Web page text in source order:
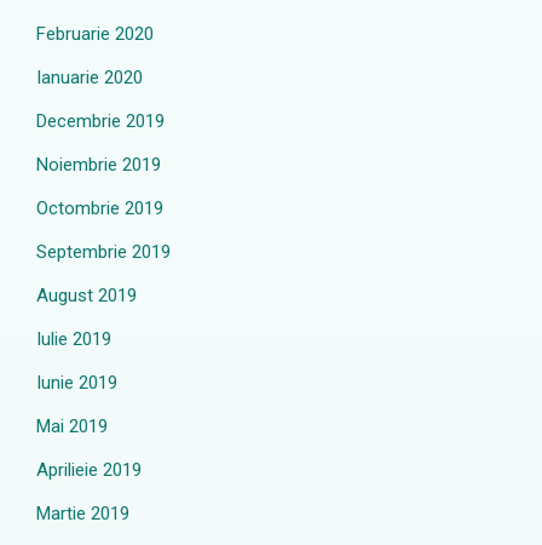
Februarie 2020
Ianuarie 2020
Decembrie 2019
Noiembrie 2019
Octombrie 2019
Septembrie 2019
August 2019
Iulie 2019
Iunie 2019
Mai 2019
Aprilieie 2019
Martie 2019